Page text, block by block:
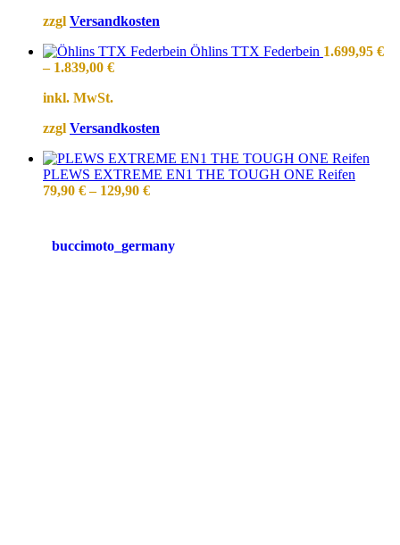
zzgl Versandkosten
Öhlins TTX Federbein 1.699,95 €
– 1.839,00 €
inkl. MwSt.
zzgl Versandkosten
PLEWS EXTREME EN1 THE TOUGH ONE Reifen
79,90 €– 129,90 €
buccimoto_germany